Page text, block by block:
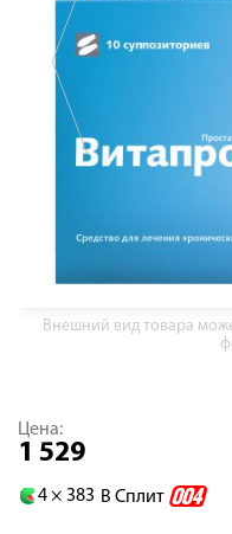
Внешний вид товара
Цена:
1 529
4 × 383 В Сплит